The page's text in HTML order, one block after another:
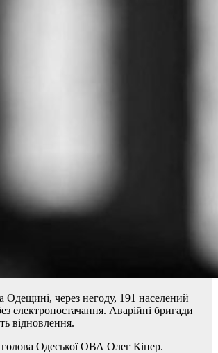
Одещині, через негоду, 191 населений
електропостачання. Аварійні бригади
відновлення.
голова Одеської ОВА Олег Кіпер.